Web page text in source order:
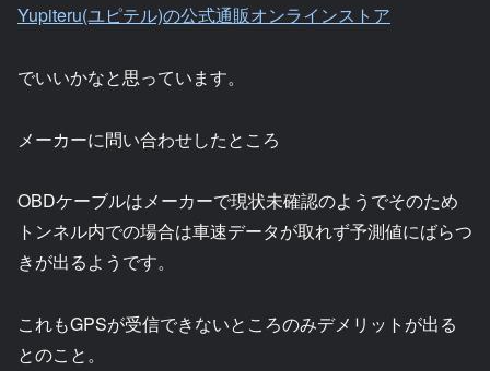
Yupiteru(ユピテル)の公式通販オンラインストア
でいいかなと思っています。
メーカーに問い合わせしたところ
OBDケーブルはメーカーで現状未確認のようでそのため
トンネル内での場合は車速データが取れず予測値にばらつ
きが出るようです。
これもGPSが受信できないところのみデメリットが出る
とのこと。